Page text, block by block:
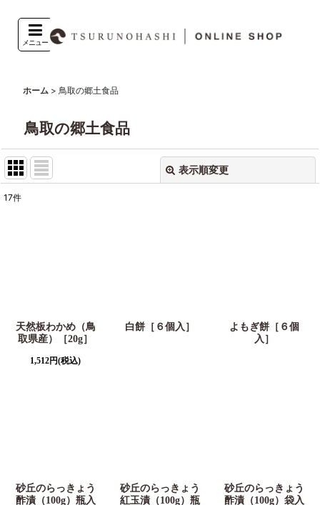
メニュー
ホーム > 鳥取の郷土食品
鳥取の郷土食品
表示順変更
17件
天然板わかめ（鳥
取県産）［20g］
1,512円(税込)
白餅［６個入］
よもぎ餅［６個
入］
砂丘のらっきょう
酢漬（100g）瓶入
砂丘のらっきょう
紅玉漬（100g）瓶
砂丘のらっきょう
酢漬（100g）袋入